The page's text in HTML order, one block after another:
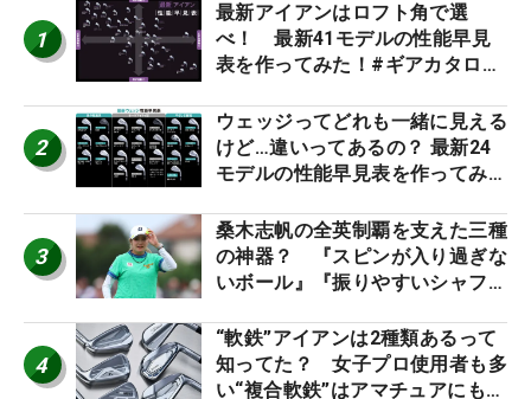
1
最新アイアンはロフト角で選
べ！ 最新41モデルの性能早見
表を作ってみた！#ギアカタログ
2
ウェッジってどれも一緒に見える
けど…違いってあるの？ 最新24
モデルの性能早見表を作ってみ
3
桑木志帆の全英制覇を支えた三種
の神器？ 『スピンが入り過ぎな
いボール』『振りやすいシャフ
ー』 #女子プロセッティング
4
“軟鉄”アイアンは2種類あるって
知ってた？ 女子プロ使用者も多
い“複合軟鉄”はアマチュアにもオ